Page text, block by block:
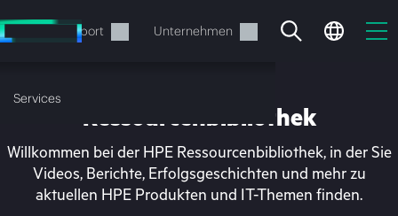
Hauptinhalt
wechseln
Support Unternehmen
Services
Ressourcenbibliothek
Willkommen bei der HPE Ressourcenbibliothek, in der Sie
Videos, Berichte, Erfolgsgeschichten und mehr zu
aktuellen HPE Produkten und IT-Themen finden.